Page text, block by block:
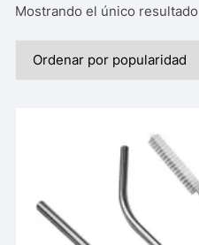
Mostrando el único resultado